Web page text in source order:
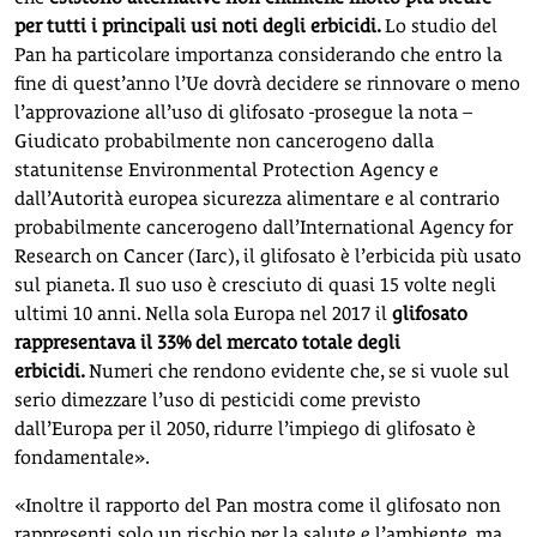
per tutti i principali usi noti degli erbicidi.Lo studio del
Pan ha particolare importanza considerando che entro la
fine di quest’anno l’Ue dovrà decidere se rinnovare o meno
l’approvazione all’uso di glifosato -prosegue la nota –
Giudicato probabilmente non cancerogeno dalla
statunitense Environmental Protection Agency e
dall’Autorità europea sicurezza alimentare e al contrario
probabilmente cancerogeno dall’International Agency for
Research on Cancer (Iarc), il glifosato è l’erbicida più usato
sul pianeta. Il suo uso è cresciuto di quasi 15 volte negli
ultimi 10 anni. Nella sola Europa nel 2017 il glifosato
rappresentava il 33% del mercato totale degli
erbicidi.Numeri che rendono evidente che, se si vuole sul
serio dimezzare l’uso di pesticidi come previsto
dall’Europa per il 2050, ridurre l’impiego di glifosato è
fondamentale».
«Inoltre il rapporto del Pan mostra come il glifosato non